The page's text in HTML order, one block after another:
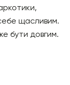
щасливим.
бути довгим.